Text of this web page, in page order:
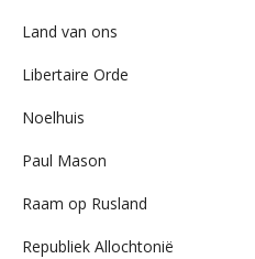
Land van ons
Libertaire Orde
Noelhuis
Paul Mason
Raam op Rusland
Republiek Allochtonië